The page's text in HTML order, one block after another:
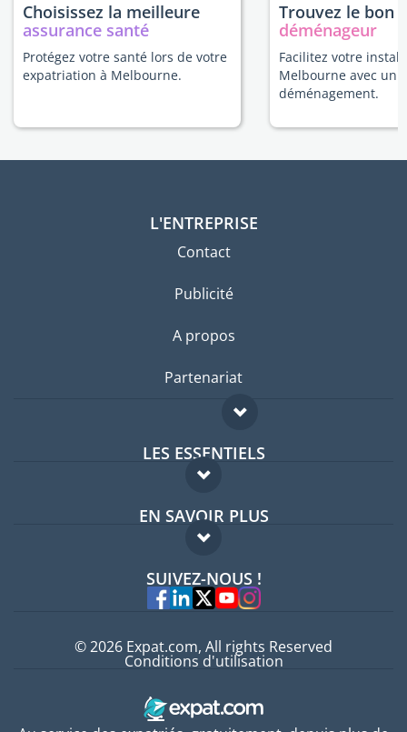
Choisissez la meilleure
assurance santé
Protégez votre santé lors de votre
expatriation à Melbourne.
Trouvez le bon
déménageur
Facilitez votre
Melbourne avec un
déménagement.
L'ENTREPRISE
Contact
Publicité
A propos
Partenariat
LES ESSENTIELS
Forum expatriés
Guides pays
EN SAVOIR PLUS
FAQ
Experts
SUIVEZ-NOUS !
© 2026 Expat.com, All rights Reserved
Conditions d'utilisation